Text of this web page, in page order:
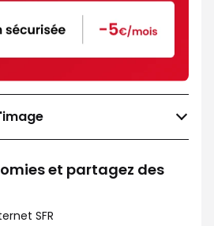
et partagez des
SFR